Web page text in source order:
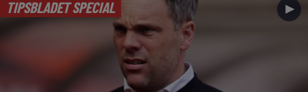
TIPSBLADET SPECIAL ►